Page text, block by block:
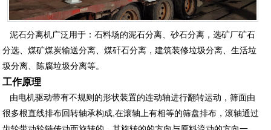
泥石分离机广泛用于：石料场的泥石分离、砂石分离，选矿厂矿石
分选、煤矿煤炭输送分离、煤矸石分离，建筑装修垃圾分离、生活垃
圾分离、陈腐垃圾分离等。
工作原理
由电机驱动带有不规则的形状装置的连动轴进行翻转运动，筛面由
很多根直线排布回转轴承构成,在滚轴上有相等的筛盘排布，滚轴通过